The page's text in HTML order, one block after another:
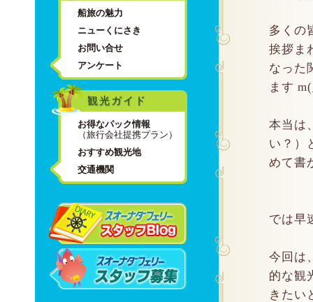
船旅の魅力
ニューくにさき
お問い合せ
アンケート
観光ガイド
お得なパック情報
（旅行会社提携プラン）
おすすめ観光地
交通機関
多くの
挨拶ま
なった
ます
本当は
い？）
めて書
では早
今回は
的な観
きたい